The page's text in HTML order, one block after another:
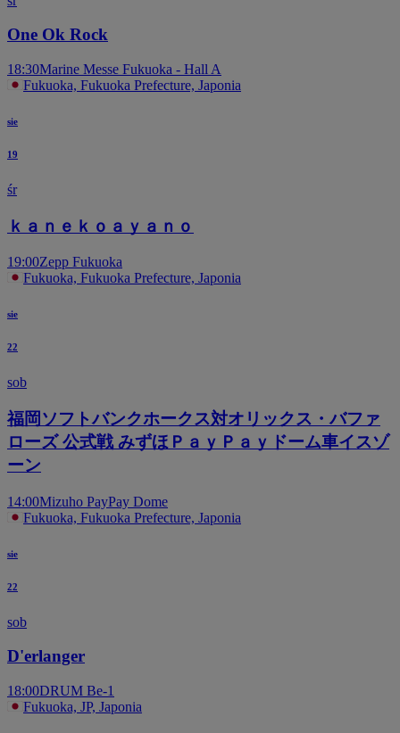
One Ok Rock
18:30Marine Messe Fukuoka - Hall A
Fukuoka, Fukuoka Prefecture, Japonia
sie
19
śr
ｋａｎｅｋｏａｙａｎｏ
19:00Zepp Fukuoka
Fukuoka, Fukuoka Prefecture, Japonia
sie
22
sob
福岡ソフトバンクホークス対オリックス・バファ
ローズ 公式戦 みずほＰａｙＰａｙドーム車イスゾ
ーン
14:00Mizuho PayPay Dome
Fukuoka, Fukuoka Prefecture, Japonia
sie
22
sob
D'erlanger
18:00DRUM Be-1
Fukuoka, JP, Japonia